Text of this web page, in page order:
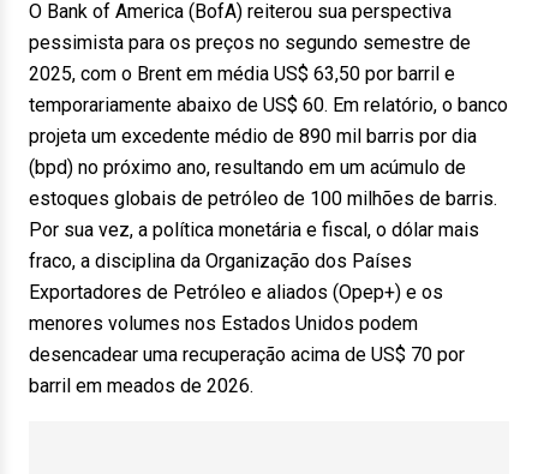
O Bank of America (BofA) reiterou sua perspectiva
pessimista para os preços no segundo semestre de
2025, com o Brent em média US$ 63,50 por barril e
temporariamente abaixo de US$ 60. Em relatório, o banco
projeta um excedente médio de 890 mil barris por dia
(bpd) no próximo ano, resultando em um acúmulo de
estoques globais de petróleo de 100 milhões de barris.
Por sua vez, a política monetária e fiscal, o dólar mais
fraco, a disciplina da Organização dos Países
Exportadores de Petróleo e aliados (Opep+) e os
menores volumes nos Estados Unidos podem
desencadear uma recuperação acima de US$ 70 por
barril em meados de 2026.